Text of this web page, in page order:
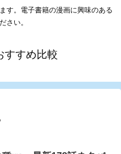
す。電子書籍の漫画に興味のある
さい。
すすめ比較